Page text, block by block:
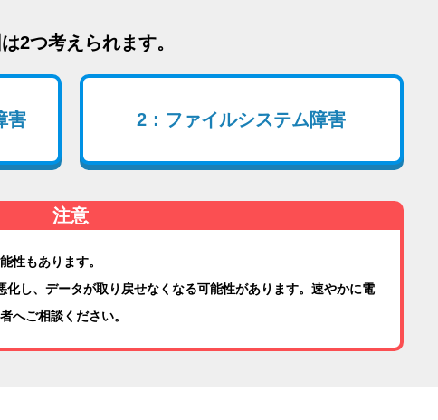
2つ考えられます。
害 2：ファイルシステム障害
注意
性もあります。
し、データが取り戻せなくなる可能性があります。速やかに電
へご相談ください。